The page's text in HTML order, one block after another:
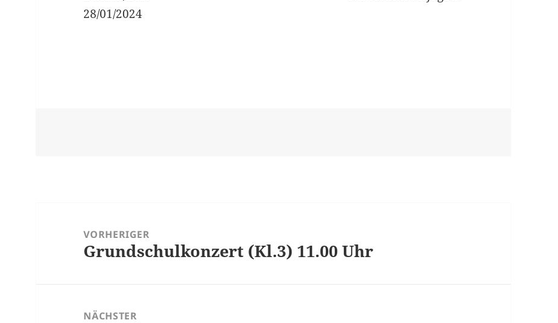
28/01/2024
VORHERIGER
Vorheriger
Grundschulkonzert (Kl.3) 11.00 Uhr
NÄCHSTER